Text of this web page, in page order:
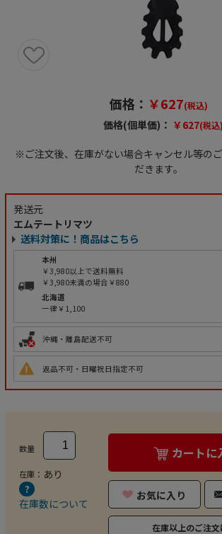
価格： ￥627(税込)
価格(個単価)： ￥627(税込)
※ご注文後、在庫がない場合キャンセル等の
だきます。
発送元
エムテートリマツ
送料対策に！商品はこちら
本州
￥3,980以上で送料無料
￥3,980未満の場合￥880
北海道
一律￥1,100
沖縄・離島配送不可
返品不可・日曜祝日指定不可
数量
在庫： あり
在庫数について
カートに
お気に入り
在庫以上のご注